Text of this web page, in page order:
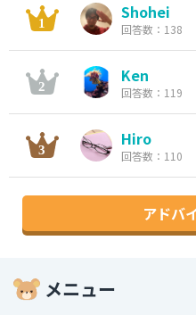
Shohei
回答数：138
Ken
回答数：119
Hiro
回答数：110
アドバ
メニュー